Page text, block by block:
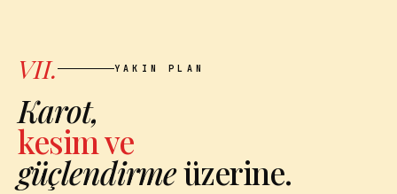
VII. YAKIN PLAN
Karot,
kesim ve
güçlendirmeüzerine.